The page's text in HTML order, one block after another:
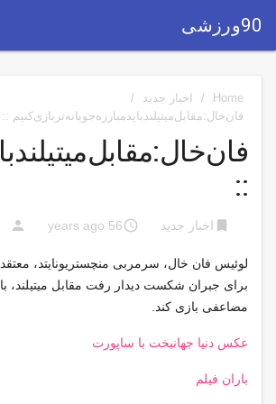
90ورزشی
Home
/ اخبار جدید
/
فان‌خال:مقابل‌میتیلندباید‌مبارزه‌جویانه‌تربازی‌کنیم ::
::
bookmark اخبار جدید access_time
56 years ago
person
لوئیس فان خال، سرمربی منچستریونایتد،
برای جبران شکست دیدار رفت مقابل ‏میتیلند،
مضاعفی بازی کند.‏
عکس دنیا جهانبخت با ساپورت
باران فیلم